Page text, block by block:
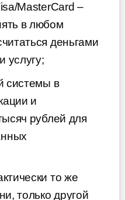
MasterCard –
в любом
деньгами
услугу;
системы в
и
рублей для
то же
только другой